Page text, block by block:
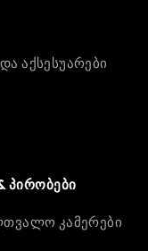
აქსესუარები
პირობები
კამერები